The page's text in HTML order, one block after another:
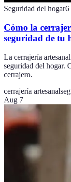
Seguridad del hogar6
Cómo la
seguridad de tu
La cerrajería
seguridad del hogar.
cerrajero.
cerrajería artesanal
Aug 7